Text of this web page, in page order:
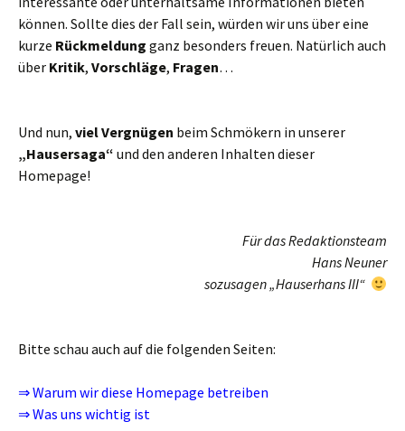
können. Sollte dies der Fall sein, würden wir uns über eine
kurze Rückmeldung ganz besonders freuen. Natürlich auch
über Kritik, Vorschläge, Fragen…
Und nun, viel Vergnügen beim Schmökern in unserer
„Hausersaga“ und den anderen Inhalten dieser
Homepage!
Für das Redaktionsteam
Hans Neuner
sozusagen „Hauserhans III“
Bitte schau auch auf die folgenden Seiten:
⇒Warum wir diese Homepage betreiben
⇒Was uns wichtig ist